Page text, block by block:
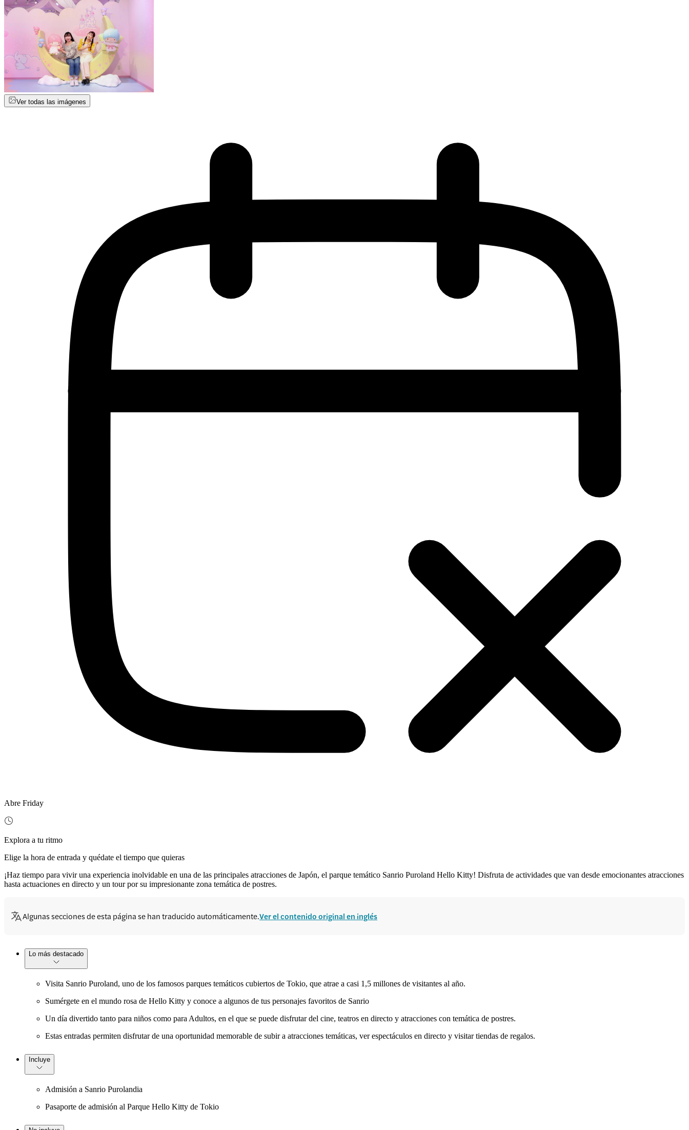
Ver todas las imágenes
Abre Friday
Explora a tu ritmo
Elige la hora de entrada y quédate el tiempo que quieras
¡Haz tiempo para vivir una experiencia inolvidable en una de las principales atracciones de Japón, el parque temático Sanrio Puroland Hello Kitty! Disfruta de actividades que van desde emocionantes atracciones
hasta actuaciones en directo y un tour por su impresionante zona temática de postres.
Algunas secciones de esta página se han traducido automáticamente.Ver el contenido original en inglés
Lo más destacado
Visita Sanrio Puroland, uno de los famosos parques temáticos cubiertos de Tokio, que atrae a casi 1,5 millones de visitantes al año.
Sumérgete en el mundo rosa de Hello Kitty y conoce a algunos de tus personajes favoritos de Sanrio
Un día divertido tanto para niños como para Adultos, en el que se puede disfrutar del cine, teatros en directo y atracciones con temática de postres.
Estas entradas permiten disfrutar de una oportunidad memorable de subir a atracciones temáticas, ver espectáculos en directo y visitar tiendas de regalos.
Incluye
Admisión a Sanrio Purolandia
Pasaporte de admisión al Parque Hello Kitty de Tokio